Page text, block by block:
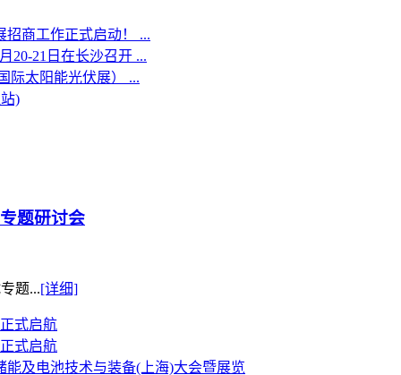
招商工作正式启动！ ...
20-21日在长沙召开 ...
际太阳能光伏展） ...
)
题研讨会
题...[详细]
式启航
式启航
能及电池技术与装备(上海)大会暨展览